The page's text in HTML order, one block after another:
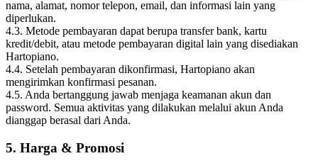
nama, alamat, nomor telepon, email, dan informasi lain yang
diperlukan.
4.3. Metode pembayaran dapat berupa transfer bank, kartu
kredit/debit, atau metode pembayaran digital lain yang disediakan
Hartopiano.
4.4. Setelah pembayaran dikonfirmasi, Hartopiano akan
mengirimkan konfirmasi pesanan.
4.5. Anda bertanggung jawab menjaga keamanan akun dan
password. Semua aktivitas yang dilakukan melalui akun Anda
dianggap berasal dari Anda.
5. Harga & Promosi